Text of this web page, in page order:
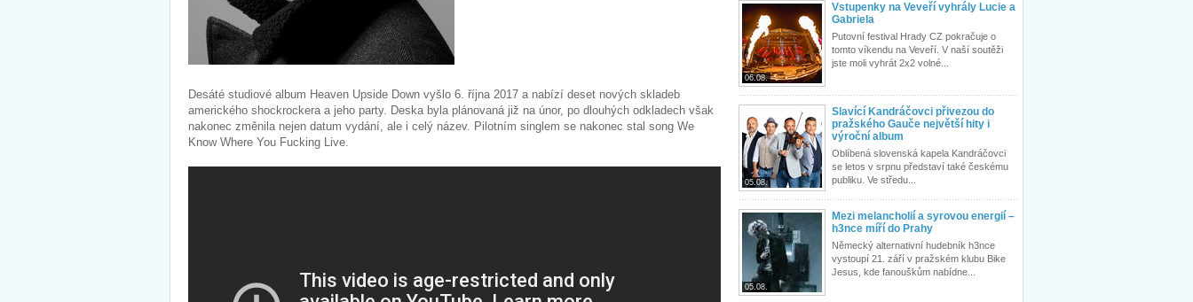
Desáté studiové album Heaven Upside Down vyšlo 6. října 2017 a nabízí deset nových skladeb
amerického shockrockera a jeho party. Deska byla plánovaná již na únor, po dlouhých odkladech však
nakonec změnila nejen datum vydání, ale i celý název. Pilotním singlem se nakonec stal song We
Know Where You Fucking Live.
06.08.
Vstupenky na Veveří vyhrály Lucie a
Gabriela
Putovní festival Hrady CZ pokračuje o
tomto víkendu na Veveří. V naší soutěži
jste moli vyhrát 2x2 volné...
05.08.
Slavící Kandráčovci přivezou do
pražského Gauče největší hity i
výroční album
Oblíbená slovenská kapela Kandráčovci
se letos v srpnu představí také českému
publiku. Ve středu...
05.08.
Mezi melancholií a syrovou energií –
h3nce míří do Prahy
Německý alternativní hudebník h3nce
vystoupí 21. září v pražském klubu Bike
Jesus, kde fanouškům nabídne...